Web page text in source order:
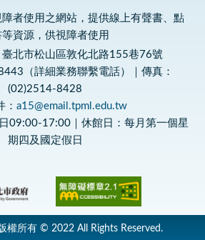
者使用之網站，提供線上有聲書、點
資源，供視障者使用
臺北市松山區敦化北路155巷76號
（詳細業務聯繫電話）｜傳真：
(02)2514-8428
： a15@email.tpml.edu.tw
09:00-17:00｜休館日：每月第一個星
期四及國定假日
權所有 © 2022 All Rights Reserved.